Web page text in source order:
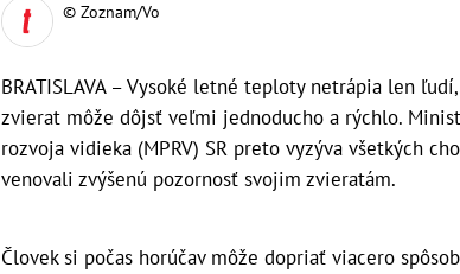
© Zoznam/Vo
BRATISLAVA – Vysoké letné teploty netrápia len
zvierat môže dôjsť veľmi jednoducho a rýchlo.
rozvoja vidieka (MPRV) SR preto vyzýva všetkých
venovali zvýšenú pozornosť svojim zvieratám.
Človek si počas horúčav môže dopriať viacero